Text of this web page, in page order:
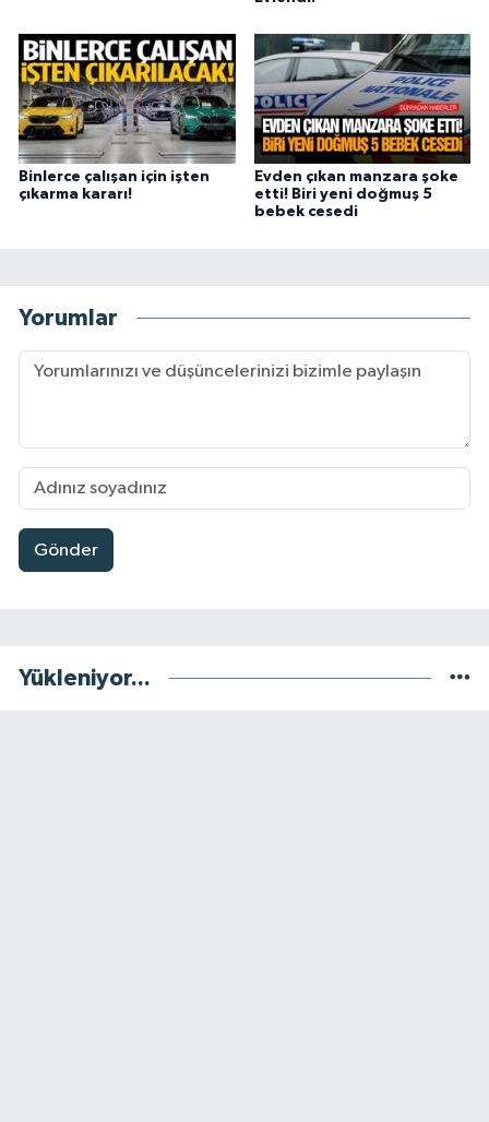
Binlerce çalışan için işten
çıkarma kararı!
Evden çıkan manzara şoke
etti! Biri yeni doğmuş 5
bebek cesedi
Yorumlar
Gönder
Yükleniyor...